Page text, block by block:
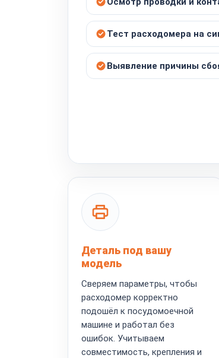
Тест расходомера на
Выявление причины
Деталь под вашу
модель
Сверяем параметры, чтобы
расходомер корректно
подошёл к посудомоечной
машине и работал без
ошибок. Учитываем
совместимость, крепления и